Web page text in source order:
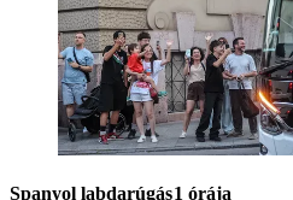
Spanyol labdarúgás1 órája